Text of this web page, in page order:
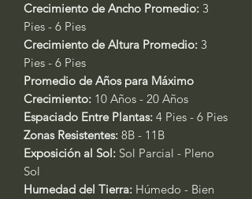
Crecimiento de Ancho Promedio: 3
Pies - 6 Pies
Crecimiento de Altura Promedio: 3
Pies - 6 Pies
Promedio de Años para Máximo
Crecimiento: 10 Años - 20 Años
Espaciado Entre Plantas: 4 Pies - 6 Pies
Zonas Resistentes: 8B - 11B
Exposición al Sol: Sol Parcial - Pleno
Sol
Humedad del Tierra: Húmedo - Bien